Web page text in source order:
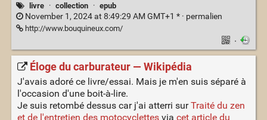
livre · collection · epub
November 1, 2024 at 8:49:29 AM GMT+1 * · permalien
http://www.bouquineux.com/
·
Éloge du carburateur — Wikipédia
J'avais adoré ce livre/essai. Mais je m'en suis séparé à
l'occasion d'une boit-à-lire.
Je suis retombé dessus car j'ai atterri surTraité du zen
et de l'entretien des motocyclettesvia cet article du